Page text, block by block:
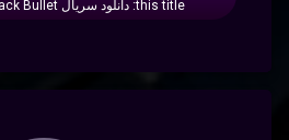
this title: دانلود سریال Black Bullet با دوبله فارسی